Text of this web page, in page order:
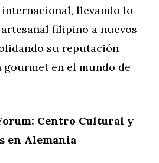
llevando lo
filipino a nuevos
su reputación
en el mundo de
Centro Cultural y
en Alemania